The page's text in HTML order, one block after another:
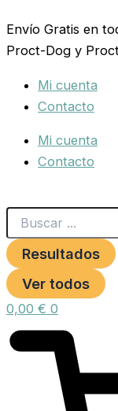
al
contenido
Envío Gratis en
Proct-Dog y
Mi cuenta
Contacto
Mi cuenta
Contacto
...
Resultados
Ver todos
0,00 € 0
AMELIE
ROJO
cantidad